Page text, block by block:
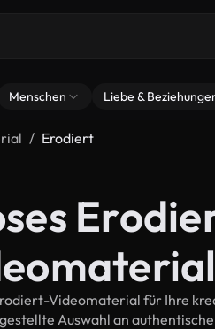
Menschen Liebe &
Erodiert
Videomaterial für Ihre
Auswahl an